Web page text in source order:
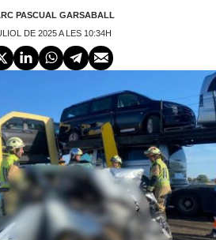
PASCUAL GARSABALL
DE 2025 A LES 10:34H